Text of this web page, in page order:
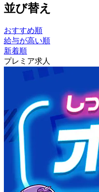
並び替え
おすすめ順
給与が高い順
新着順
プレミア求人